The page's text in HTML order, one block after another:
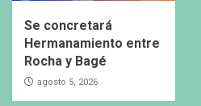
Se concretará
Hermanamiento entre
Rocha y Bagé
agosto 5, 2026